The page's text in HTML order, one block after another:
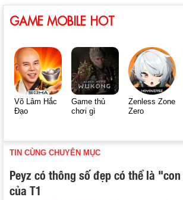
GAME MOBILE HOT
Võ Lâm Hắc
Đạo
Game thủ
chơi gì
Zenless Zone
Zero
TIN CÙNG CHUYÊN MỤC
Peyz có thông số đẹp có thể là
của T1